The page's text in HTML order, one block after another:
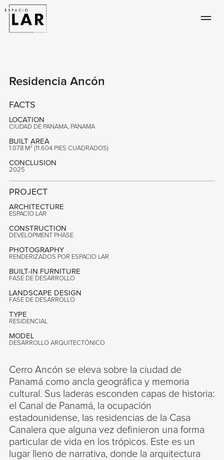
Residencia Ancón
FACTS
LOCATION
CIUDAD DE PANAMA, PANAMA
BUILT AREA
1.078 M² (11.604 PIES CUADRADOS)
CONCLUSION
2025
PROJECT
ARCHITECTURE
ESPACIO LAR
CONSTRUCTION
DEVELOPMENT PHASE
PHOTOGRAPHY
RENDERIZADOS POR ESPACIO LAR
BUILT-IN FURNITURE
FASE DE DESARROLLO
LANDSCAPE DESIGN
FASE DE DESARROLLO
TYPE
RESIDENCIAL
MODEL
DESARROLLO ARQUITECTÓNICO
Cerro Ancón se eleva sobre la ciudad de
Panamá como ancla geográfica y memoria
cultural. Sus laderas esconden capas de historia:
el Canal de Panamá, la ocupación
estadounidense, las residencias de la Casa
Canalera que alguna vez definieron una forma
particular de vida en los trópicos. Este es un
lugar lleno de narrativa, donde la arquitectura